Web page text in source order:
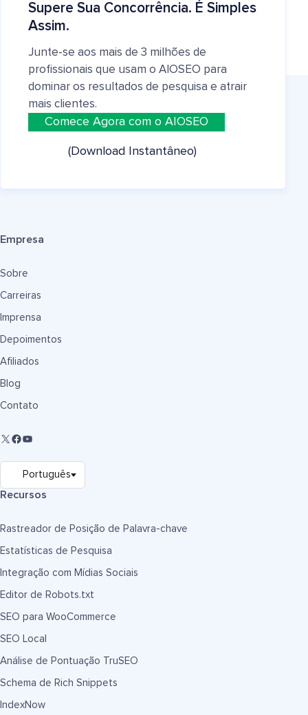
Supere Sua Concorrência. É Simples
Assim.
Junte-se aos mais de 3 milhões de
profissionais que usam o AIOSEO para
dominar os resultados de pesquisa e atrair
mais clientes.
Comece Agora com o AIOSEO
(Download Instantâneo)
Empresa
Sobre
Carreiras
Imprensa
Depoimentos
Afiliados
Blog
Contato
Recursos
Rastreador de Posição de Palavra-chave
Estatísticas de Pesquisa
Integração com Mídias Sociais
Editor de Robots.txt
SEO para WooCommerce
SEO Local
Análise de Pontuação TruSEO
Schema de Rich Snippets
IndexNow